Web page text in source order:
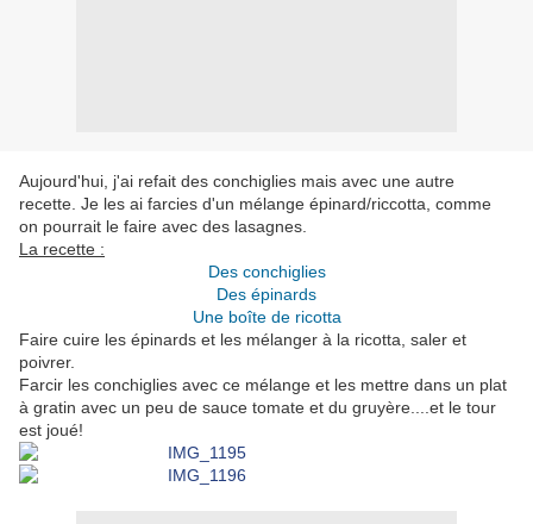
Aujourd'hui, j'ai refait des conchiglies mais avec une autre
recette. Je les ai farcies d'un mélange épinard/riccotta, comme
on pourrait le faire avec des lasagnes.
La recette :
Des conchiglies
Des épinards
Une boîte de ricotta
Faire cuire les épinards et les mélanger à la ricotta, saler et
poivrer.
Farcir les conchiglies avec ce mélange et les mettre dans un plat
à gratin avec un peu de sauce tomate et du gruyère....et le tour
est joué!